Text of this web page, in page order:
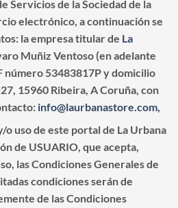
Servicios de la Sociedad de la
electrónico, a continuación se
la empresa titular de La
Muñiz Ventoso (en adelante
número53483817Py domicilio
15960 Ribeira, A Coruña, con
info@laurbanastore.com,
o uso de este portal de La Urbana
de USUARIO, que acepta,
las Condiciones Generales de
condiciones serán de
de las Condiciones